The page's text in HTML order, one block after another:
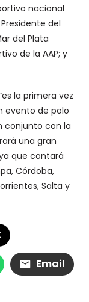
nacional
del
del Plata
de la AAP; y
la primera vez
evento de polo
conjunto con la
una gran
que contará
Córdoba,
Salta y
Email